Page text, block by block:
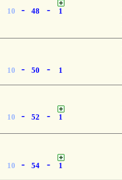
10 - 48 - 1
10 - 50 - 1
10 - 52 - 1
10 - 54 - 1